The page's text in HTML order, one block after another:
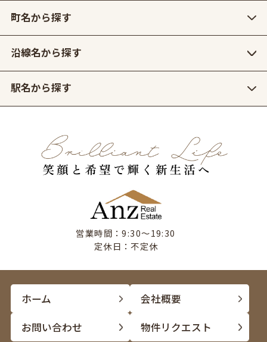
町名から探す
沿線名から探す
駅名から探す
営業時間：9:30〜19:30
定休日：不定休
ホーム
会社概要
お問い合わせ
物件リクエスト